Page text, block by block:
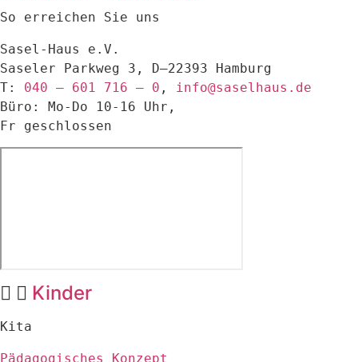
So erreichen Sie uns
Sasel-Haus e.V.
Saseler Parkweg 3, D–22393 Hamburg
T: 040 – 601 716 – 0 , info@saselhaus.de
Büro: Mo-Do 10-16 Uhr,
Fr geschlossen
Kinder
Kita
Pädagogisches Konzept